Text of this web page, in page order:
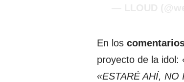
En los
proyecto de la idol:
«ESTARÉ AHÍ,